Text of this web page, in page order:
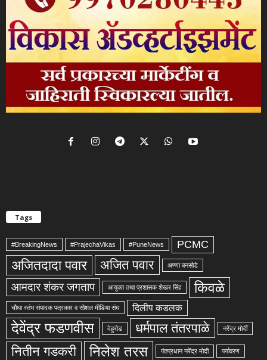
Tags
#BreakingNews #PrajechaVikas #PuneNews PCMC
अजितदादा पवार अजित पवार अण्णा बनसोडे
आमदार शंकर जगताप आयुक्त तथा प्रशासक शेखर सिंह किवळे
चौथा स्तंभ संपादक पत्रकार व सोशल मीडिया संघ दिलीप कडलक
देवेंद्र फडणवीस देहुरोड धर्मपाल तंतरपाळे नरेंद्र मोदीं
नितीन गडकरी निलेश तरस पंतप्रधान नरेंद्र मोदी पर्यावरण